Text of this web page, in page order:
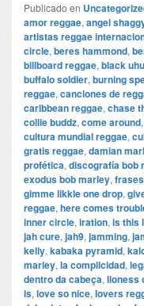
Publicado en
amor reggae, angel
artistas reggae
circle, beres hammond,
billboard reggae, black
buffalo soldier, burning
reggae, canciones de
caribbean reggae, chase
collie buddz, come around,
cultura mundial reggae,
gratis reggae, damian
profética, discografía bob
exodus bob marley,
gimme likkle one drop,
reggae, here comes
inner circle, iration, is this
jah cure, jah9, jamming,
kelly, kabaka pyramid,
marley, la complicidad,
dentro da cabeça, lioness
is, love so nice, lovers